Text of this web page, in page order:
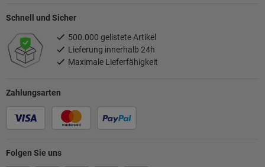
Folgen Sie uns
Zahlungsarten
Schnell und Sicher
500.000 gelistete Artikel
Lieferung innerhalb 24h
Maximale Lieferfähigkeit